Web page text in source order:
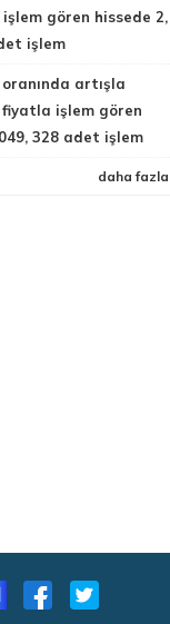
gören hissede 2,
işlem
oranında artışla
işlem gören
328 adet işlem
daha fazla